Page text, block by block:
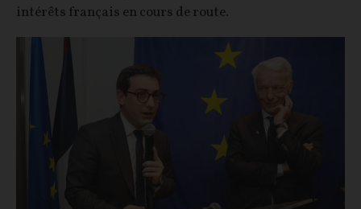
intérêts français en cours de route.